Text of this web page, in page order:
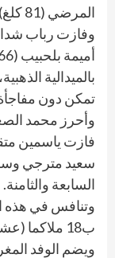
المرضي (81 كلغ) الميدالية الذهبية الثانية.
وفازت رباب شدار
تمكن دون
وأحرز محمد
فازت ياسمين
سعيد مترجي
السابعة والثامنة.
ب18 ملاكما (عشرة رجال وثماني سيدات).
ويضم الوفد